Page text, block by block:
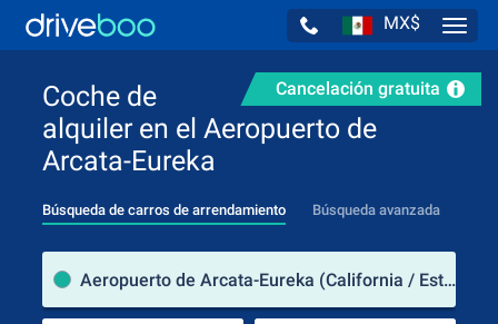
MX$
Cancelación gratuita
Coche de
alquiler en el Aeropuerto de
Arcata-Eureka
Búsqueda de carros de arrendamiento Búsqueda avanzada
Aeropuerto de Arcata-Eureka (California / Estados Unidos de América)